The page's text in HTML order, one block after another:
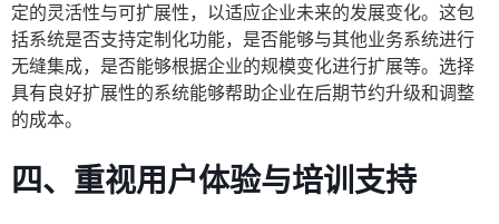
定的灵活性与可扩展性，以适应企业未来的发展变化。这包
括系统是否支持定制化功能，是否能够与其他业务系统进行
无缝集成，是否能够根据企业的规模变化进行扩展等。选择
具有良好扩展性的系统能够帮助企业在后期节约升级和调整
的成本。
四、重视用户体验与培训支持